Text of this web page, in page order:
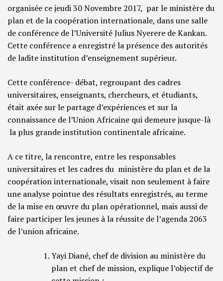
organisée ce jeudi 30 Novembre 2017, par le ministère du
plan et de la coopération internationale, dans une salle
de conférence de l’Université Julius Nyerere de Kankan.
Cette conférence a enregistré la présence des autorités
de ladite institution d’enseignement supérieur.
Cette conférence- débat, regroupant des cadres
universitaires, enseignants, chercheurs, et étudiants,
était axée sur le partage d’expériences et sur la
connaissance de l’Union Africaine qui demeure jusque-là
la plus grande institution continentale africaine.
A ce titre, la rencontre, entre les responsables
universitaires et les cadres du ministère du plan et de la
coopération internationale, visait non seulement à faire
une analyse pointue des résultats enregistrés, au terme
de la mise en œuvre du plan opérationnel, mais aussi de
faire participer les jeunes à la réussite de l’agenda 2063
de l’union africaine.
Yayi Diané, chef de division au ministère du
plan et chef de mission, explique l’objectif de